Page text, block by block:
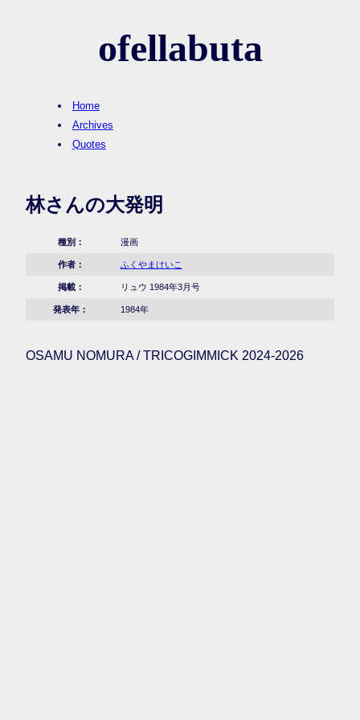
ofellabuta
Home
Archives
Quotes
林さんの大発明
種別： 漫画
作者： ふくやまけいこ
掲載： リュウ 1984年3月号
発表年： 1984年
OSAMU NOMURA / TRICOGIMMICK 2024-2026